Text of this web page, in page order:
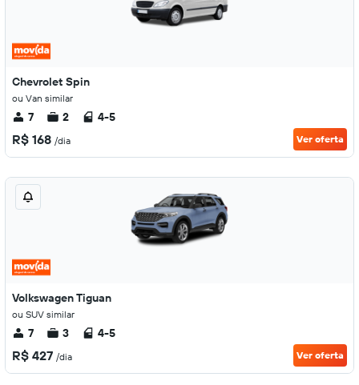
Chevrolet Spin
ou Van similar
7 2 4-5
R$ 168 /dia Ver oferta
Volkswagen Tiguan
ou SUV similar
7 3 4-5
R$ 427 /dia Ver oferta